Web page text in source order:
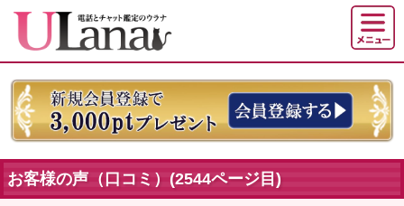
お客様の声（口コミ）(2544ページ目)